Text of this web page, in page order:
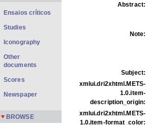
Abstract:
Note:
Subject:
xmlui.dri2xhtml.METS-
1.0.item-
description_origin:
xmlui.dri2xhtml.METS-
1.0.item-format_color:
Ensaios críticos
Studies
Iconography
Other
documents
Scores
Newspaper
BROWSE